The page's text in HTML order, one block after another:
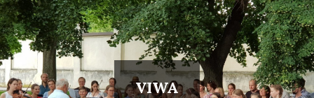
Navigation
Menu
VIWA